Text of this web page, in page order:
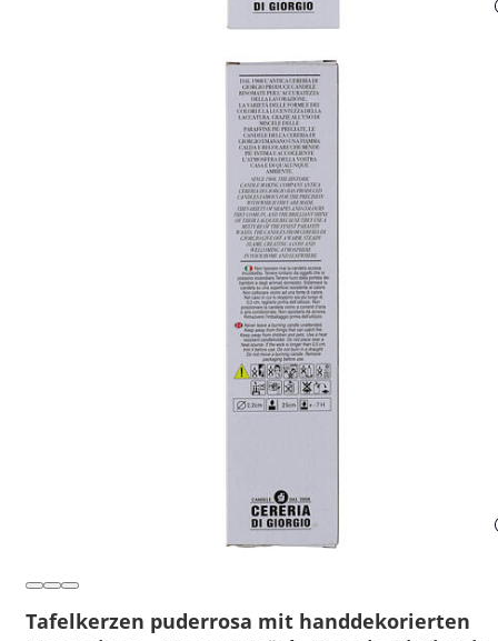
Tafelkerzen puderrosa mit handdekorierten